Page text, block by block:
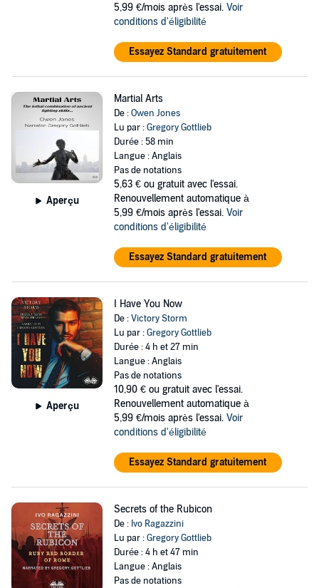
5,99 €/mois après l'essai. Voir
conditions d'éligibilité
Essayez Standard gratuitement
Aperçu
Martial Arts
De :Owen Jones
Lu par :Gregory Gottlieb
Durée : 58 min
Langue : Anglais
Pas de notations
5,63 € ou gratuit avec l'essai.
Renouvellement automatique à
5,99 €/mois après l'essai. Voir
conditions d'éligibilité
Essayez Standard gratuitement
Aperçu
I Have You Now
De :Victory Storm
Lu par :Gregory Gottlieb
Durée : 4 h et 27 min
Langue : Anglais
Pas de notations
10,90 € ou gratuit avec l'essai.
Renouvellement automatique à
5,99 €/mois après l'essai. Voir
conditions d'éligibilité
Essayez Standard gratuitement
Secrets of the Rubicon
De : Ivo Ragazzini
Lu par :Gregory Gottlieb
Durée : 4 h et 47 min
Langue : Anglais
Pas de notations